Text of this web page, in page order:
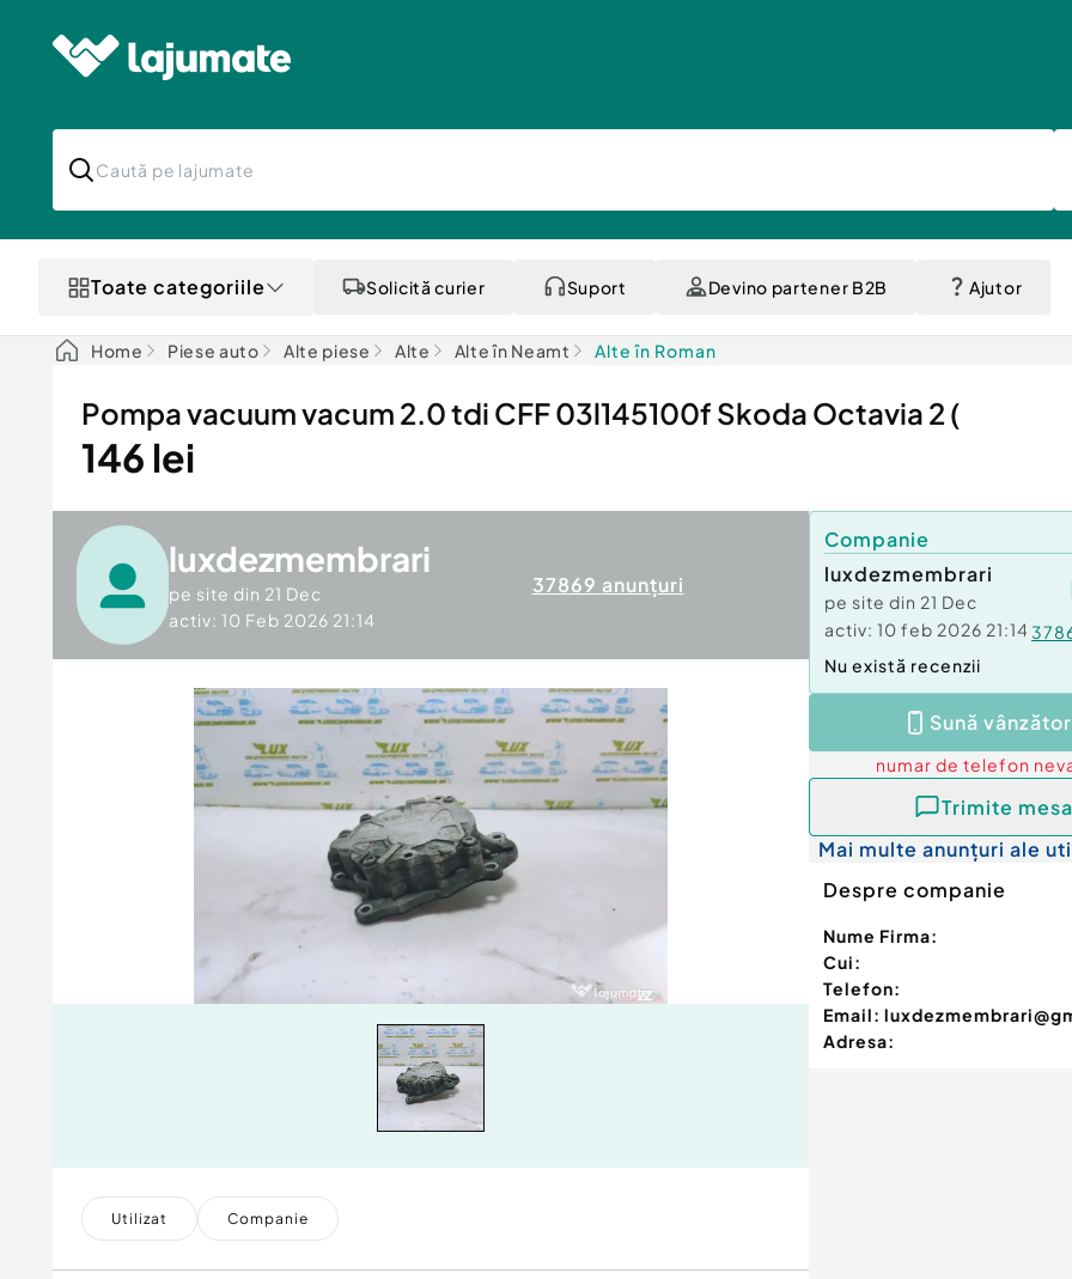
Toate categoriile Solicită curier Suport Devino partener B2B Ajutor
Home Piese auto Alte piese Alte Alte în Neamt Alte în Roman
Pompa vacuum vacum 2.0 tdi CFF 03l145100f Skoda Octavia 2 (
146 lei
luxdezmembrari
pe site din 21 Dec
activ: 10 Feb 2026 21:14
37869 anunțuri
Utilizat Companie
Companie
luxdezmembrari
pe site din 21 Dec
activ: 10 feb 2026 21:14
Nu există recenzii
Sună
numar de telefon
Trimite
Mai multe anunțuri ale
Despre companie
Nume Firma:
Cui:
Telefon:
Email:
Adresa: